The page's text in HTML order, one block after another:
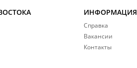
ИНФОРМАЦИЯ
Справка
Вакансии
Контакты